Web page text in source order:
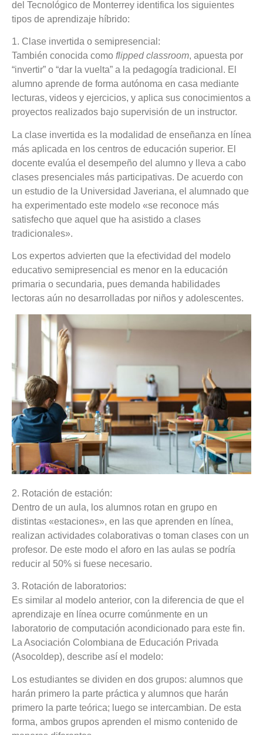
del Tecnológico de Monterrey identifica los siguientes
tipos de aprendizaje híbrido:
1. Clase invertida o semipresencial:
También conocida como flipped classroom, apuesta por
“invertir” o “dar la vuelta” a la pedagogía tradicional. El
alumno aprende de forma autónoma en casa mediante
lecturas, videos y ejercicios, y aplica sus conocimientos a
proyectos realizados bajo supervisión de un instructor.
La clase invertida es la modalidad de enseñanza en línea
más aplicada en los centros de educación superior. El
docente evalúa el desempeño del alumno y lleva a cabo
clases presenciales más participativas. De acuerdo con
un estudio de la Universidad Javeriana, el alumnado que
ha experimentado este modelo «se reconoce más
satisfecho que aquel que ha asistido a clases
tradicionales».
Los expertos advierten que la efectividad del modelo
educativo semipresencial es menor en la educación
primaria o secundaria, pues demanda habilidades
lectoras aún no desarrolladas por niños y adolescentes.
2. Rotación de estación:
Dentro de un aula, los alumnos rotan en grupo en
distintas «estaciones», en las que aprenden en línea,
realizan actividades colaborativas o toman clases con un
profesor. De este modo el aforo en las aulas se podría
reducir al 50% si fuese necesario.
3. Rotación de laboratorios:
Es similar al modelo anterior, con la diferencia de que el
aprendizaje en línea ocurre comúnmente en un
laboratorio de computación acondicionado para este fin.
La Asociación Colombiana de Educación Privada
(Asocoldep), describe así el modelo:
Los estudiantes se dividen en dos grupos: alumnos que
harán primero la parte práctica y alumnos que harán
primero la parte teórica; luego se intercambian. De esta
forma, ambos grupos aprenden el mismo contenido de